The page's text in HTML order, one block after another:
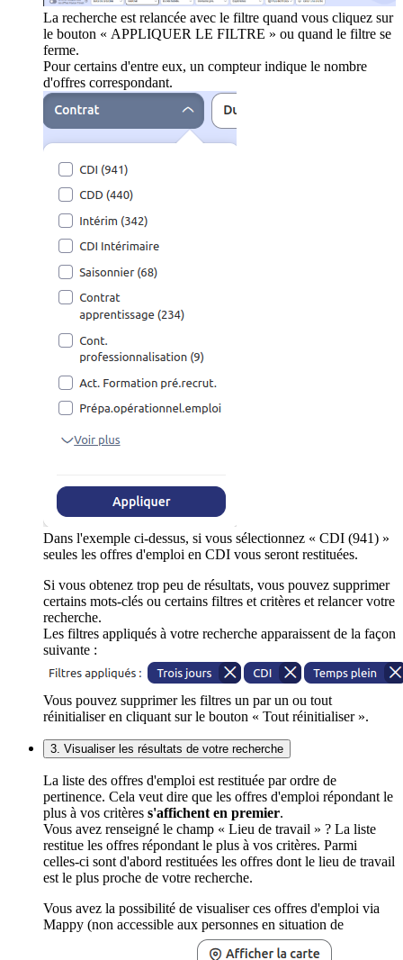
La recherche est relancée avec le filtre quand vous cliquez sur
le bouton « APPLIQUER LE FILTRE » ou quand le filtre se
ferme.
Pour certains d'entre eux, un compteur indique le nombre
d'offres correspondant.
Dans l'exemple ci-dessus, si vous sélectionnez « CDI (941) »
seules les offres d'emploi en CDI vous seront restituées.
Si vous obtenez trop peu de résultats, vous pouvez supprimer
certains mots-clés ou certains filtres et critères et relancer votre
recherche.
Les filtres appliqués à votre recherche apparaissent de la façon
suivante :
Vous pouvez supprimer les filtres un par un ou tout
réinitialiser en cliquant sur le bouton « Tout réinitialiser ».
3. Visualiser les résultats de votre recherche
La liste des offres d'emploi est restituée par ordre de
pertinence. Cela veut dire que les offres d'emploi répondant le
plus à vos critères s'affichent en premier.
Vous avez renseigné le champ « Lieu de travail » ? La liste
restitue les offres répondant le plus à vos critères. Parmi
celles-ci sont d'abord restituées les offres dont le lieu de travail
est le plus proche de votre recherche.
Vous avez la possibilité de visualiser ces offres d'emploi via
Mappy (non accessible aux personnes en situation de